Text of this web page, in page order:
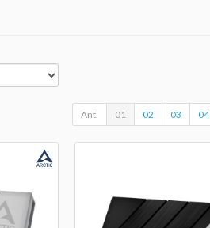
Ant. 01 02 03 04